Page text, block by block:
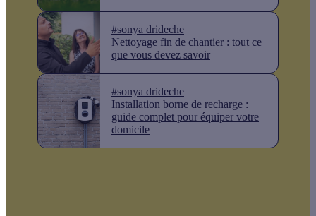
#sonya drideche
Nettoyage fin de chantier : tout ce
que vous devez savoir
#sonya drideche
Installation borne de recharge :
guide complet pour équiper votre
domicile